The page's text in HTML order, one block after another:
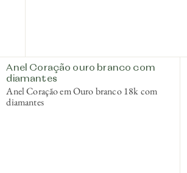
Anel Coração ouro branco com
diamantes
Anel Coração em Ouro branco 18k com
diamantes